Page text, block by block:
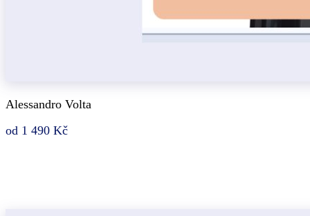
Alessandro Volta
od 1 490 Kč